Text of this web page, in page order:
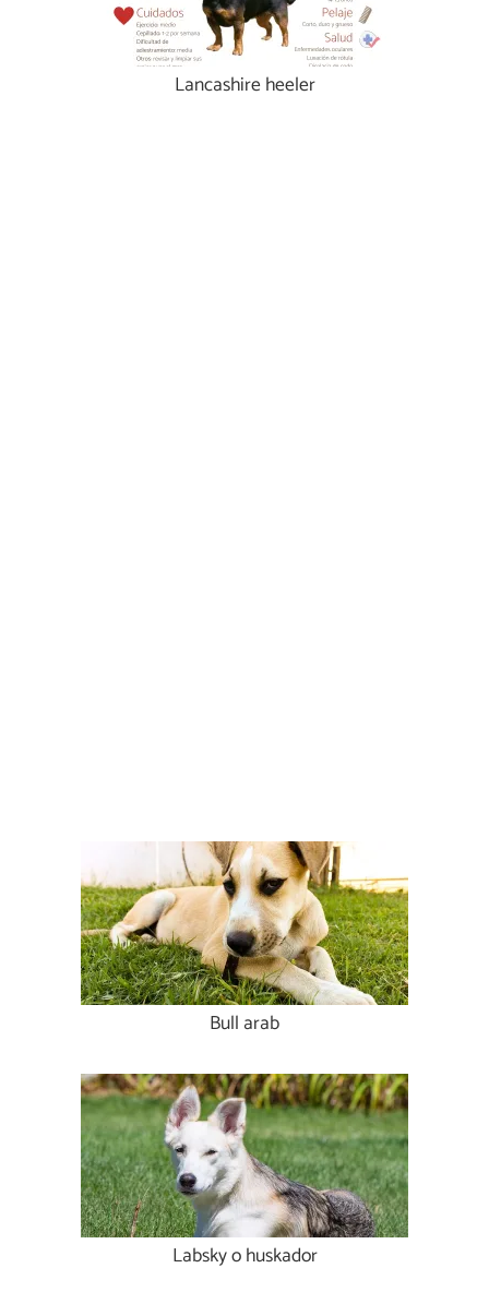
Lancashire heeler
Bull arab
Labsky o huskador